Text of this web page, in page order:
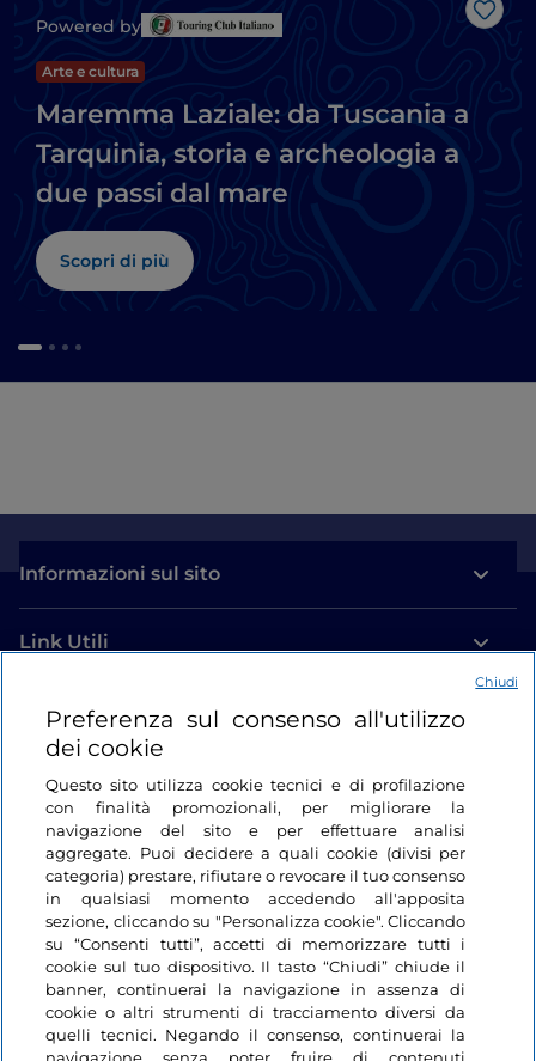
Like
Powered by
Arte e cultura
Maremma Laziale: da Tuscania a
Tarquinia, storia e archeologia a
due passi dal mare
Scopri di più
Informazioni sul sito
Link Utili
Login
Restiamo in contatto
Preferenza sul consenso all'utilizzo
dei cookie
Questo sito utilizza cookie tecnici e di profilazione
con finalità promozionali, per migliorare la
navigazione del sito e per effettuare analisi
aggregate. Puoi decidere a quali cookie (divisi per
categoria) prestare, rifiutare o revocare il tuo consenso
in qualsiasi momento accedendo all'apposita
sezione, cliccando su "Personalizza cookie". Cliccando
su “Consenti tutti”, accetti di memorizzare tutti i
cookie sul tuo dispositivo. Il tasto “Chiudi” chiude il
banner, continuerai la navigazione in assenza di
cookie o altri strumenti di tracciamento diversi da
quelli tecnici. Negando il consenso, continuerai la
Chiudi